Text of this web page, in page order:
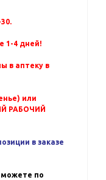
1-4 дней!
в аптеку в
или
РАБОЧИЙ
в заказе
можете по